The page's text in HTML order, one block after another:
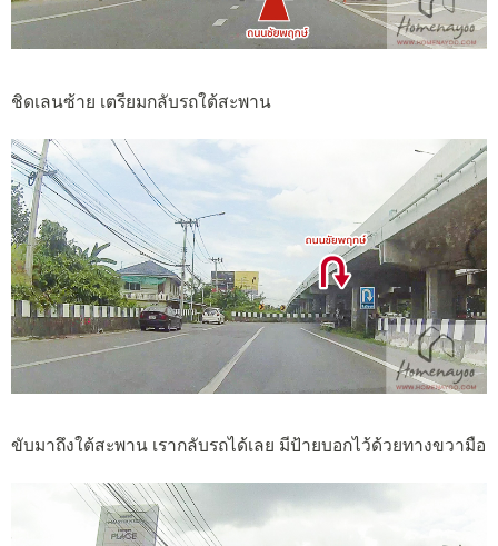
ชิดเลนซ้าย เตรียมกลับรถใต้สะพาน
ขับมาถึงใต้สะพาน เรากลับรถได้เลย มีป้ายบอกไว้ด้วยทางขวามือ